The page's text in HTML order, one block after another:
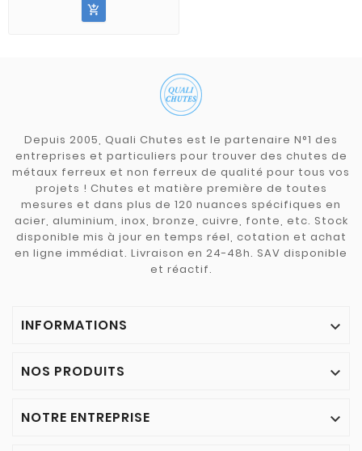

Depuis 2005, Quali Chutes est le partenaire N°1 des
entreprises et particuliers pour trouver des chutes de
métaux ferreux et non ferreux de qualité pour tous vos
projets ! Chutes et matière première de toutes
mesures et dans plus de 120 nuances spécifiques en
acier, aluminium, inox, bronze, cuivre, fonte, etc. Stock
disponible mis à jour en temps réel, cotation et achat
en ligne immédiat. Livraison en 24-48h. SAV disponible
et réactif.
INFORMATIONS 
NOS PRODUITS 
NOTRE ENTREPRISE 